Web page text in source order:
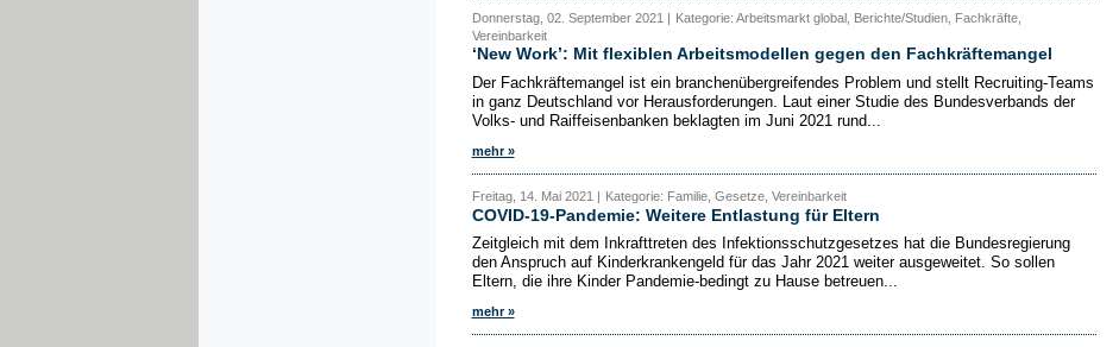
Donnerstag, 02. September 2021 |
Kategorie: Arbeitsmarkt global, Berichte/Studien, Fachkräfte,
Vereinbarkeit
‘New Work’: Mit flexiblen Arbeitsmodellen gegen den Fachkräftemangel
Der Fachkräftemangel ist ein branchenübergreifendes Problem und stellt Recruiting-Teams
in ganz Deutschland vor Herausforderungen. Laut einer Studie des Bundesverbands der
Volks- und Raiffeisenbanken beklagten im Juni 2021 rund...
mehr »
Freitag, 14. Mai 2021 | Kategorie: Familie, Gesetze, Vereinbarkeit
COVID-19-Pandemie: Weitere Entlastung für Eltern
Zeitgleich mit dem Inkrafttreten des Infektionsschutzgesetzes hat die Bundesregierung
den Anspruch auf Kinderkrankengeld für das Jahr 2021 weiter ausgeweitet. So sollen
Eltern, die ihre Kinder Pandemie-bedingt zu Hause betreuen...
mehr »